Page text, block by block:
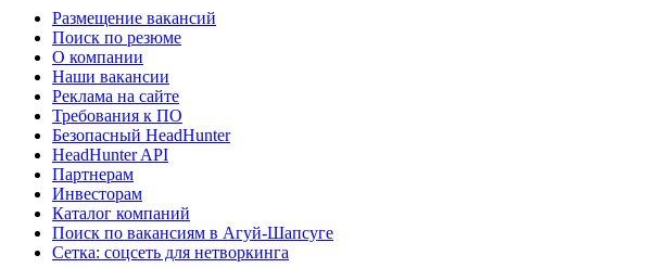
Размещение вакансий
Поиск по резюме
О компании
Наши вакансии
Реклама на сайте
Требования к ПО
Безопасный HeadHunter
HeadHunter API
Партнерам
Инвесторам
Каталог компаний
Поиск по вакансиям в Агуй-Шапсуге
Сетка: соцсеть для нетворкинга